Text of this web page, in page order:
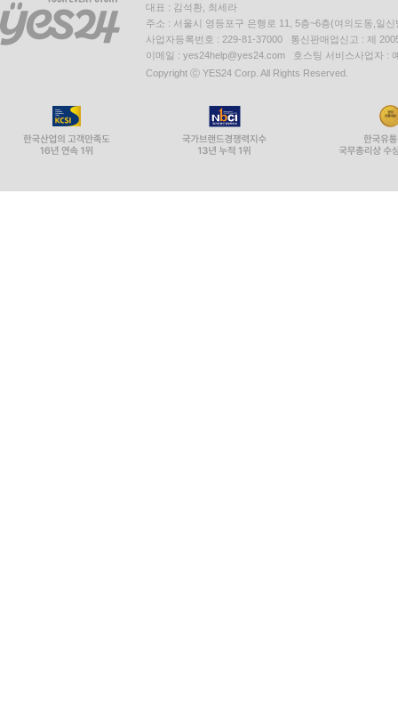
대표 : 김석환, 최세라
주소 : 서울시 영등포구 은행로 11, 5층~6층(여의도동,일신
사업자등록번호 : 229-81-37000 통신판매업신고 : 제
이메일 : yes24help@yes24.com 호스팅 서비스사업자 :
Copyright ⓒ YES24 Corp. All Rights Reserved.